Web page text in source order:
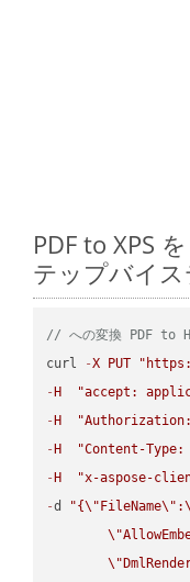
PDF to XPS
テップバイ
// への変換 PDF to
curl
-X PUT
- H
"accept:
- H
- H
"Content-
- H
"x-aspose-
-d "{\" FileName\" :
\"
\"